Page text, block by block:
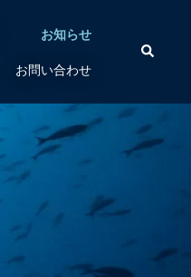
お知らせ
お問い合わせ